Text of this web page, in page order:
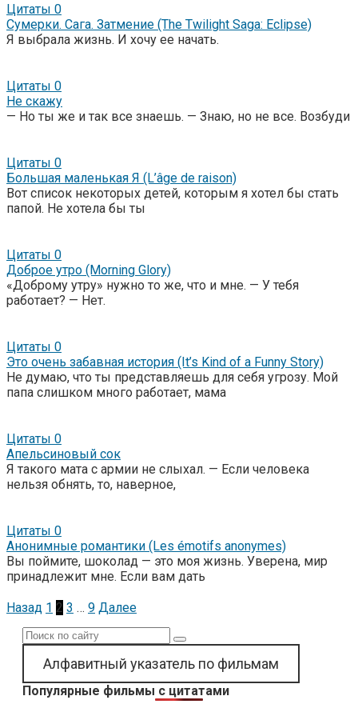
Цитаты 0
Сумерки. Сага. Затмение (The Twilight Saga: Eclipse)
Я выбрала жизнь. И хочу ее начать.
Цитаты 0
Не скажу
— Но ты же и так все знаешь. — Знаю, но не все. Возбуди
Цитаты 0
Большая маленькая Я (L’âge de raison)
Вот список некоторых детей, которым я хотел бы стать
папой. Не хотела бы ты
Цитаты 0
Доброе утро (Morning Glory)
«Доброму утру» нужно то же, что и мне. — У тебя
работает? — Нет.
Цитаты 0
Это очень забавная история (It’s Kind of a Funny Story)
Не думаю, что ты представляешь для себя угрозу. Мой
папа слишком много работает, мама
Цитаты 0
Апельсиновый сок
Я такого мата с армии не слыхал. — Если человека
нельзя обнять, то, наверное,
Цитаты 0
Анонимные романтики (Les émotifs anonymes)
Вы поймите, шоколад — это моя жизнь. Уверена, мир
принадлежит мне. Если вам дать
Пагинация
Назад 1 2 3 … 9 Далее
Поиск:
Алфавитный указатель по фильмам
Популярные фильмы с цитатами